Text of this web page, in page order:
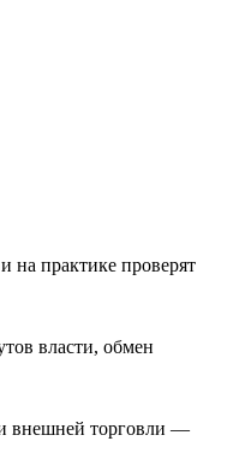
на практике проверят
власти, обмен
внешней торговли —